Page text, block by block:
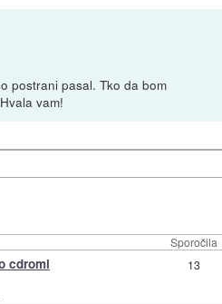
postrani pasal. Tko da bom
vam!
Sporočila
cdromi 13